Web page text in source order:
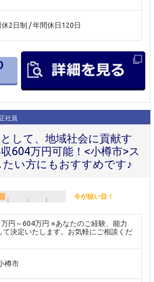
休2日制 / 年間休日120日
社員
して、地域社会に貢献す
604万円可能！<小樽市>ス
い方にもおすすめです♪
今が狙い目！
円～604万円 ※あなたのご経験、能力
て決定いたします。お気軽にご相談くだ
樽市